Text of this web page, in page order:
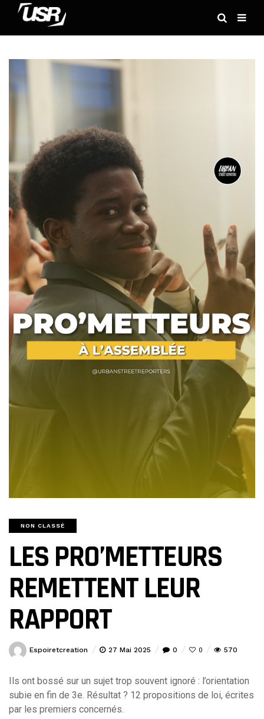
NON CLASSÉ
LES PRO’METTEURS
REMETTENT LEUR
RAPPORT
Espoiretcreation 27 Mai 2025 0 0 570
Ils ont bossé sur un sujet trop souvent ignoré : l’orientation
subie en fin de 3e. Résultat ? 12 propositions de loi, écrites
par les premiers concernés.